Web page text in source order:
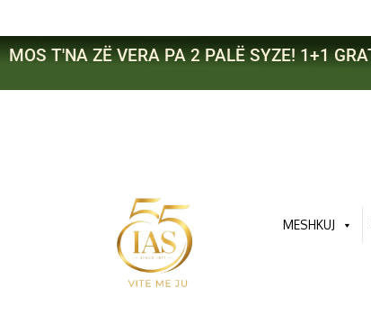
content
MOS T'NA ZË VERA PA 2 PALË SYZE! 1+1
MESHKUJ